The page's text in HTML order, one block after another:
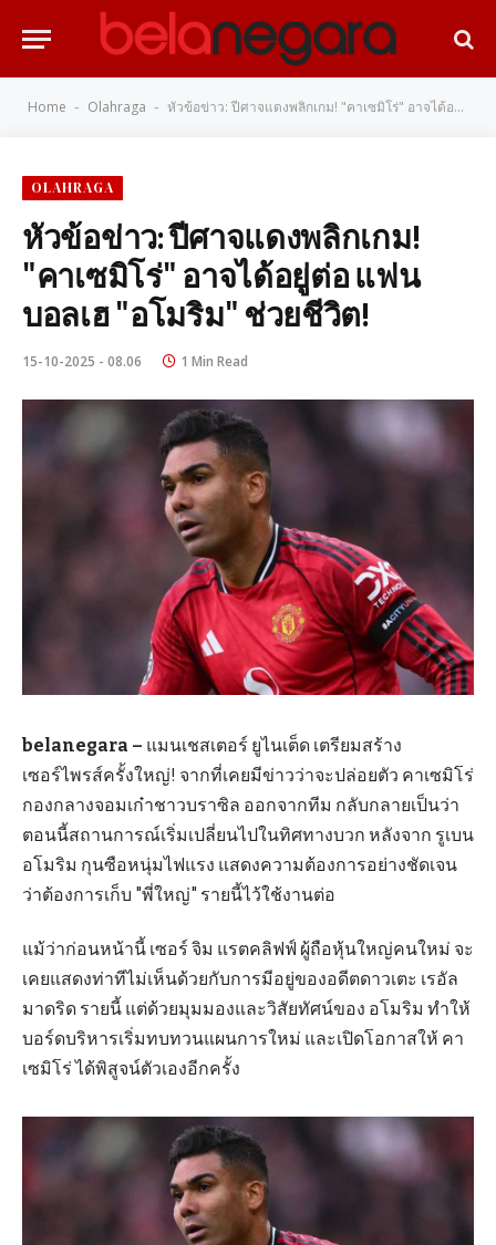
Home - Olahraga - หัวข้อข่าว: ปีศาจแดงพลิกเกม! "คาเซมิโร่" อาจได้อยู่ต่อ แฟนบอลเฮ "อโมริม" ช่วยชีวิต!
OLAHRAGA
หัวข้อข่าว: ปีศาจแดงพลิกเกม!
"คาเซมิโร่" อาจได้อยู่ต่อ แฟน
บอลเฮ "อโมริม" ช่วยชีวิต!
15-10-2025 - 08.06 1 Min Read
belanegara – แมนเชสเตอร์ ยูไนเต็ด เตรียมสร้าง
เซอร์ไพรส์ครั้งใหญ่! จากที่เคยมีข่าวว่าจะปล่อยตัว คาเซมิโร่
กองกลางจอมเก๋าชาวบราซิล ออกจากทีม กลับกลายเป็นว่า
ตอนนี้สถานการณ์เริ่มเปลี่ยนไปในทิศทางบวก หลังจาก รูเบน
อโมริม กุนซือหนุ่มไฟแรง แสดงความต้องการอย่างชัดเจน
ว่าต้องการเก็บ "พี่ใหญ่" รายนี้ไว้ใช้งานต่อ
แม้ว่าก่อนหน้านี้ เซอร์ จิม แรตคลิฟฟ์ ผู้ถือหุ้นใหญ่คนใหม่ จะ
เคยแสดงท่าทีไม่เห็นด้วยกับการมีอยู่ของอดีตดาวเตะ เรอัล
มาดริด รายนี้ แต่ด้วยมุมมองและวิสัยทัศน์ของ อโมริม ทำให้
บอร์ดบริหารเริ่มทบทวนแผนการใหม่ และเปิดโอกาสให้ คา
เซมิโร่ ได้พิสูจน์ตัวเองอีกครั้ง